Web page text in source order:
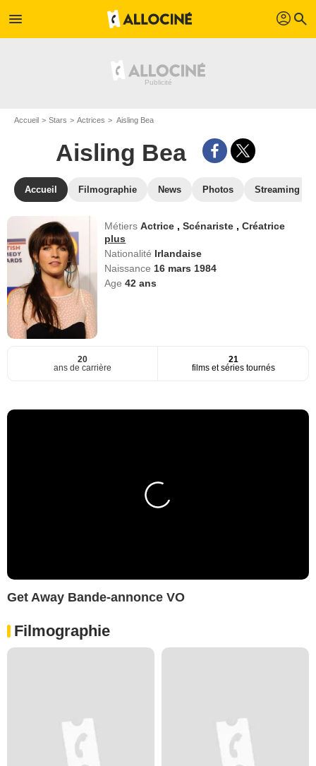
menu profil search
Accueil Stars Actrices Aisling Bea
Aisling Bea
Accueil Filmographie News Photos Streaming
MétiersActrice ,Scénariste ,Créatrice
plus
Nationalité Irlandaise
Naissance 16 mars 1984
Age42 ans
20
ans de carrière
21
films et séries tournés
Get Away Bande-annonce VO
Filmographie